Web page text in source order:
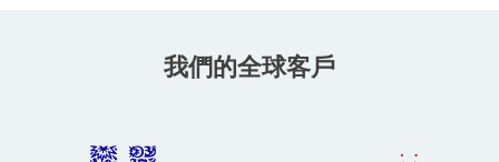
我們的全球客戶​